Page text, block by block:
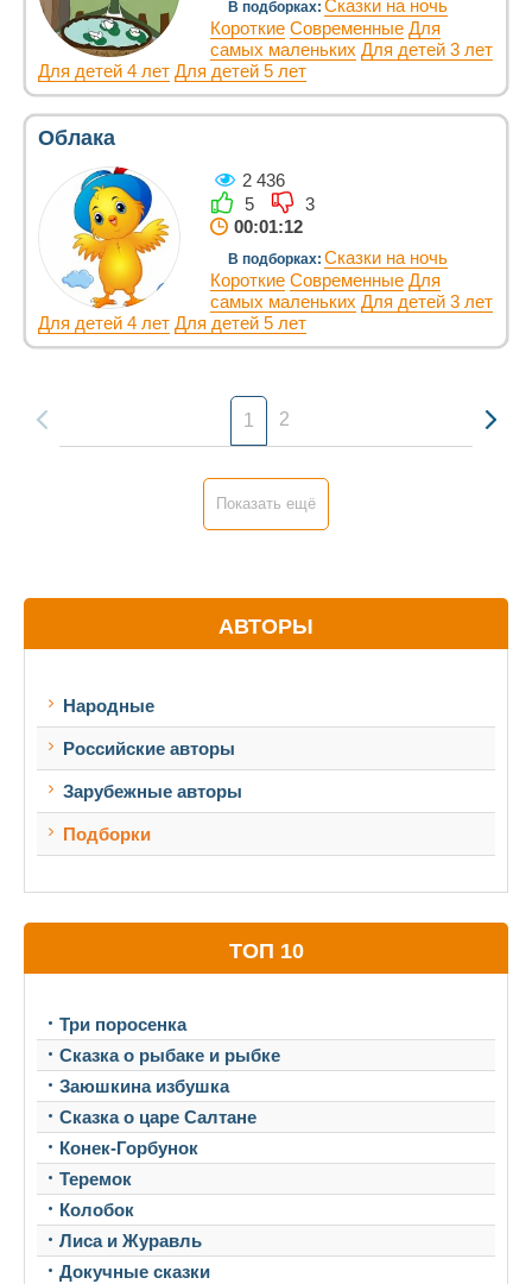
В подборках: Сказки на ночь
Короткие Современные Для
самых маленьких Для детей 3 лет
Для детей 4 лет Для детей 5 лет
Облака
2 436
5
3
00:01:12
В подборках: Сказки на ночь
Короткие Современные Для
самых маленьких Для детей 3 лет
Для детей 4 лет Для детей 5 лет
1 2
Показать ещё
АВТОРЫ
Народные
Российские авторы
Зарубежные авторы
Подборки
ТОП 10
Три поросенка
Сказка о рыбаке и рыбке
Заюшкина избушка
Сказка о царе Салтане
Конек-Горбунок
Теремок
Колобок
Лиса и Журавль
Докучные сказки